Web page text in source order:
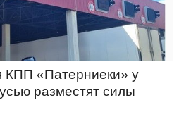
КПП «Патерниеки» у
разместят силы